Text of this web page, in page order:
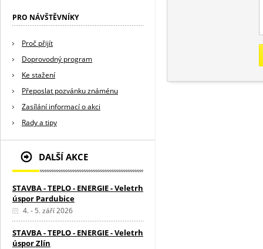
PRO NÁVŠTĚVNÍKY
Proč přijít
Doprovodný program
Ke stažení
Přeposlat pozvánku známénu
Zasílání informací o akci
Rady a tipy
DALŠÍ AKCE
STAVBA - TEPLO - ENERGIE - Veletrh
úspor Pardubice
4. - 5. září 2026
STAVBA - TEPLO - ENERGIE - Veletrh
úspor Zlín